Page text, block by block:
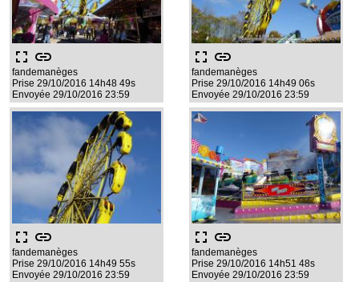
fullscreen link
fandemanèges
Prise 29/10/2016 14h48 49s
Envoyée 29/10/2016 23:59
fullscreen link
fandemanèges
Prise 29/10/2016 14h49 06s
Envoyée 29/10/2016 23:59
fullscreen link
fandemanèges
Prise 29/10/2016 14h49 55s
Envoyée 29/10/2016 23:59
fullscreen link
fandemanèges
Prise 29/10/2016 14h51 48s
Envoyée 29/10/2016 23:59